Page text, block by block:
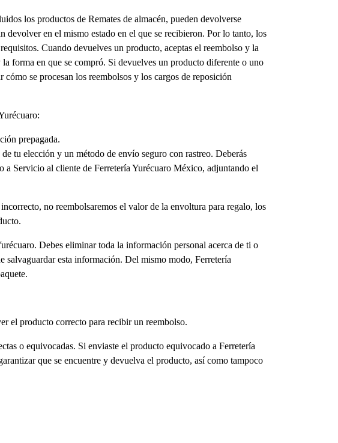
los productos de Remates de almacén, pueden devolverse
devolver en el mismo estado en el que se recibieron. Por lo tanto, los
Cuando devuelves un producto, aceptas el reembolso y la
forma en que se compró. Si devuelves un producto diferente o uno
se procesan los reembolsos y los cargos de reposición
prepagada.
tu elección y un método de envío seguro con rastreo. Deberás
Servicio al cliente de Ferretería Yurécuaro México, adjuntando el
no reembolsaremos el valor de la envoltura para regalo, los
Debes eliminar toda la información personal acerca de ti o
salvaguardar esta información. Del mismo modo, Ferretería
el producto correcto para recibir un reembolso.
o equivocadas. Si enviaste el producto equivocado a Ferretería
que se encuentre y devuelva el producto, así como tampoco